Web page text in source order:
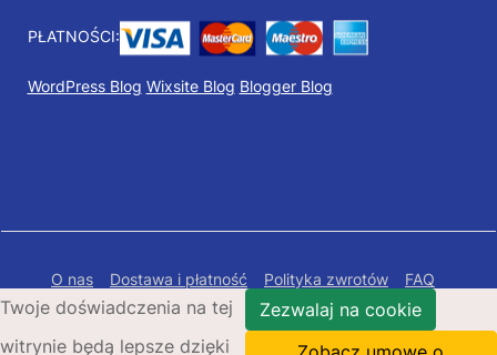
PŁATNOŚCI:
WordPress Blog Wixsite Blog Blogger Blog
O nas Dostawa i płatność Polityka zwrotów
FAQ
Polityka prywatności
Mapa Strony
Copyright © 2026 Bigbaterii.pl. Wszelkie prawa
Twoje doświadczenia na tej
witrynie będą lepsze dzięki
Zezwalaj na cookie